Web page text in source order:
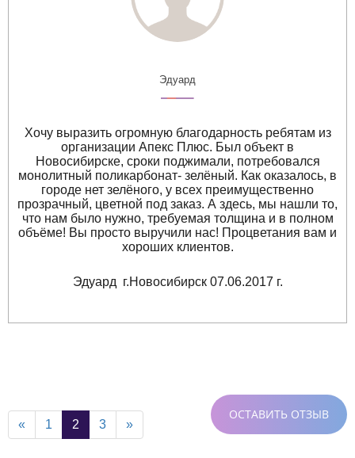
Эдуард
Хочу выразить огромную благодарность ребятам из
организации Апекс Плюс. Был объект в
Новосибирске, сроки поджимали, потребовался
монолитный поликарбонат- зелёный. Как оказалось, в
городе нет зелёного, у всех преимущественно
прозрачный, цветной под заказ. А здесь, мы нашли то,
что нам было нужно, требуемая толщина и в полном
объёме! Вы просто выручили нас! Процветания вам и
хороших клиентов.
Эдуард г.Новосибирск 07.06.2017 г.
ОСТАВИТЬ ОТЗЫВ
« 1 2 3 »